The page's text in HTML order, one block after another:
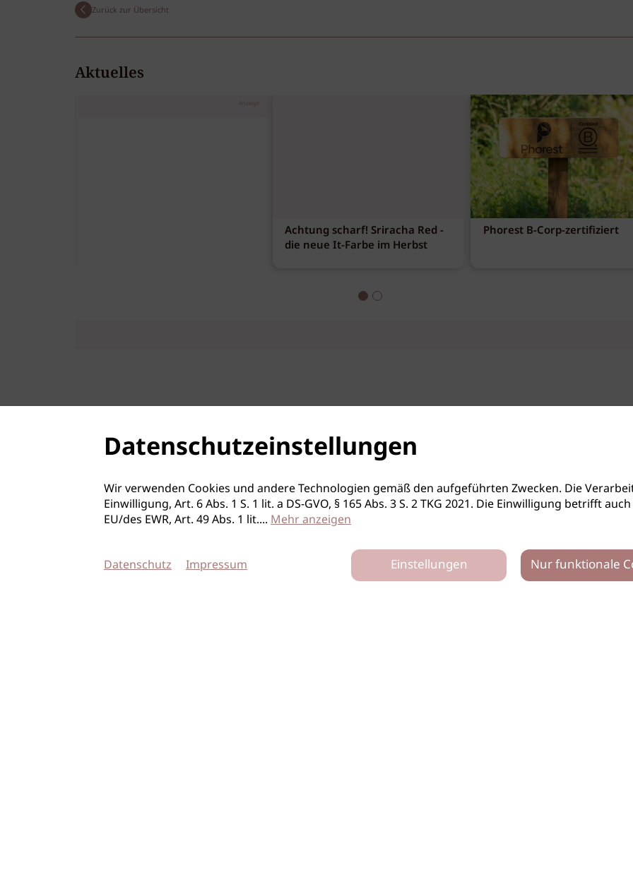
Zurück zur Übersicht
Aktuelles
Anzeige
Achtung scharf! Sriracha Red -
die neue It-Farbe im Herbst
Phorest B-Corp-zertifiziert
Datenschutzeinstellungen
Wir verwenden Cookies und andere Technologien gemäß den aufgeführten Zwecken. Die
Einwilligung, Art. 6 Abs. 1 S. 1 lit. a DS-GVO, § 165 Abs. 3 S. 2 TKG 2021. Die Einwilligung betrifft
EU/des EWR, Art. 49 Abs. 1 lit.... Mehr anzeigen
Datenschutz Impressum Einstellungen Nur funktionale